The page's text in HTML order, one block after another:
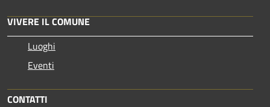
VIVERE IL COMUNE
Luoghi
Eventi
CONTATTI